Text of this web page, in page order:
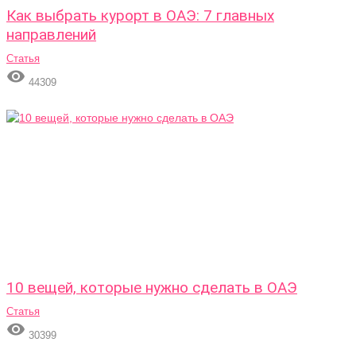
Как выбрать курорт в ОАЭ: 7 главных
направлений
Статья
 44309
10 вещей, которые нужно сделать в ОАЭ
Статья
 30399